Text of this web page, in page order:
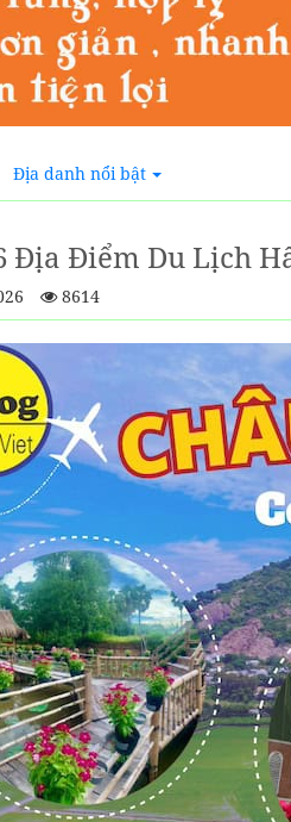
Địa danh nổi bật
Địa Điểm Du Lịch
8614